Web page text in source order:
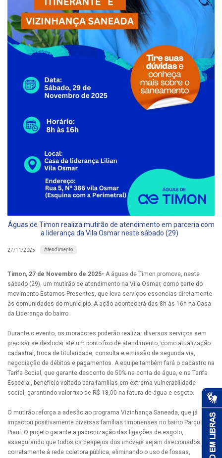
Águas de Timon realiza mutirão de atendimento em parceria com
a liderança da Vila Osmar neste sábado (29)
27/11/2025 Atendimento
Timon, 27 de Novembro de 2025- A águas de Timon promove, neste
sábado (29), um mutirão de atendimento na Vila Osmar, como parte do
movimento Estamos Presentes, que leva serviços essencias diretamente
às comunidades do município. A ação acontecerá das 8h às 16h na Casa
da Liderança do bairro.
Durante o evento, os moradores poderão realizar diversos serviços sem
precisar se deslocar até um ponto fixo de atendimento, como atualização
cadastral, troca de titularidade, consulta e emissão de segunda via,
negociação de débitos e pagamentos. A equipe também fará o cadastro na
Tarifa Social, que garante desconto de 50% na conta de água, e na Tarifa
Especial, benefício voltado para famílias em extrema vulnerabilidade
social, garantindo valor fixo de R$ 18,00 na fatura de água e esgoto.
O mutirão reforça a adesão ao programa Vizinhança Saneada, que já
impactou positivamente diversas famílias timonenses no bairro Parque
Piauí. O projeto garante a padronização das ligações de esgoto,
assegurando que todos os despejos dos imóveis sejam direcionados
corretamente à rede coletora pública, eliminando o uso de fossas,